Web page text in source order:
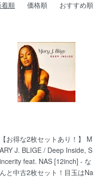
着順 価格順 おすすめ順
【お得な2枚セットあり！】 M
ARY J. BLIGE / Deep Inside, S
incerity feat. NAS [12inch] - な
んと中古2枚セット！目玉はNa